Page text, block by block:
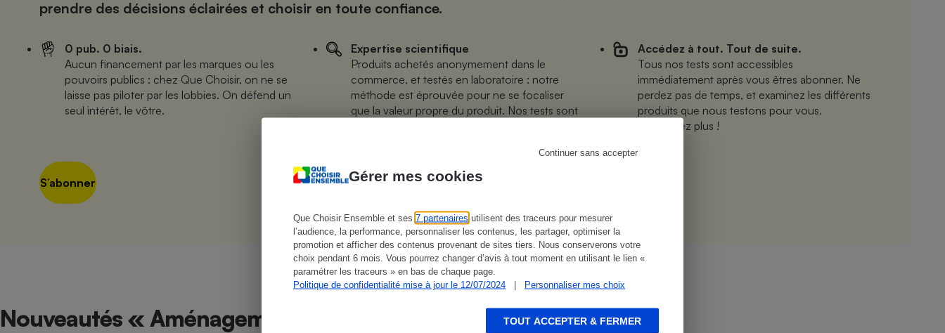
Gérer mes cookies
Que Choisir Ensemble et ses 7 partenaires utilisent des traceurs pour mesurer
l’audience, la performance, personnaliser les contenus, les partager, optimiser la
promotion et afficher des contenus provenant de sites tiers. Nous conserverons votre
choix pendant 6 mois. Vous pourrez changer d’avis à tout moment en utilisant le lien «
paramétrer les traceurs » en bas de chaque page.
Politique de confidentialité mise à jour le 12/07/2024
| Personnaliser mes choix
Continuer sans accepter
TOUT ACCEPTER & FERMER
prendre des décisions éclairées et choisir en toute confiance.
0 pub. 0 biais.
Aucun financement par les marques ou les
pouvoirs publics : chez Que Choisir, on ne se
laisse pas piloter par les lobbies. On défend un
seul intérêt, le vôtre.
Expertise scientifique
Produits achetés anonymement dans le
commerce, et testés en laboratoire : notre
méthode est éprouvée pour ne se focaliser
que la valeur propre du produit. Nos tests sont
Accédez à tout. Tout de suite.
Tous nos tests sont accessibles
immédiatement après vous êtres abonner. Ne
perdez pas de temps, et examinez les différents
produits que nous testons pour vous.
N’attendez plus !
S’abonner
Nouveautés « Aménagement »